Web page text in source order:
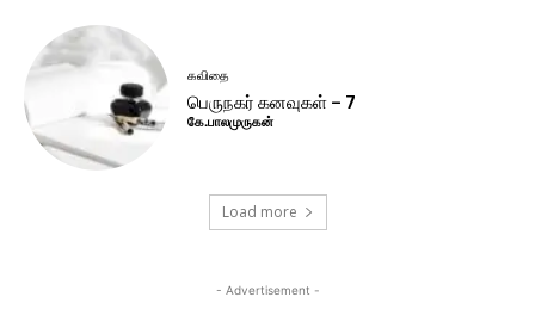
கவிதை
பெருநகர் கனவுகள் – 7
கே.பாலமுருகன்
Load more
- Advertisement -